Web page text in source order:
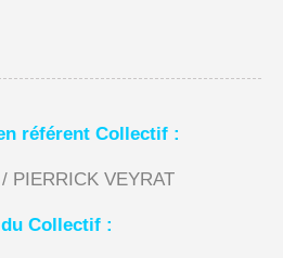
référent Collectif :
PIERRICK VEYRAT
du Collectif :